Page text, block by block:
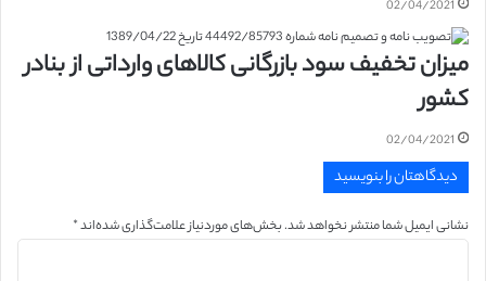
02/04/2021
میزان تخفیف سود بازرگانی کالاهای وارداتی از بنادر
کشور
02/04/2021
دیدگاهتان را بنویسید
نشانی ایمیل شما منتشر نخواهد شد.بخش‌های موردنیاز علامت‌گذاری شده‌اند*